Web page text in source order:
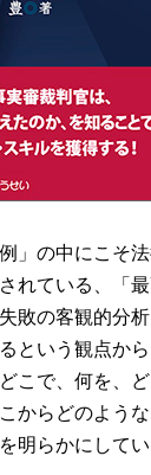
」の中にこそ
れている、「
敗の客観的分
という観点か
こで、何を、
からどのよう
明らかにしてい